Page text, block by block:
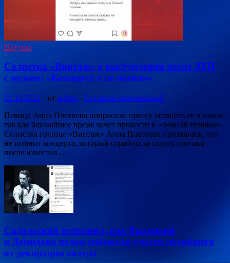
Шоубиз
Солистка «Винтаж» о выступлении после ДТП
с мужем: «Концерта я не помню»
12.10.2021 - от admin - Оставьте комментарий
Певица Анна Плетнева попросила прессу оставить ее в покое,
так как ближайшее время хочет провести в «личной тишине».
Солистка группы «Винтаж» Анна Плетнева призналась, что
не помнит концерта, который отработала спустя полчаса
после известия …
Садальский вспомнил, как Высоцкий
и Демидова чудом избежали участи погибшего
от декорации актера